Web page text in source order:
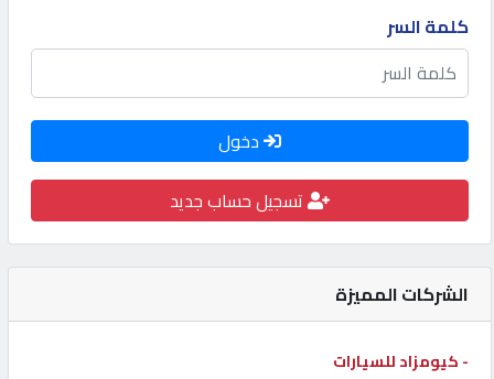
كيو
مزاد
كيو
كيو
كارز
كيو
ماركت
كلمة السر
دخول
تسجيل حساب جديد
الشركات المميزة
- كيومزاد للسيارات